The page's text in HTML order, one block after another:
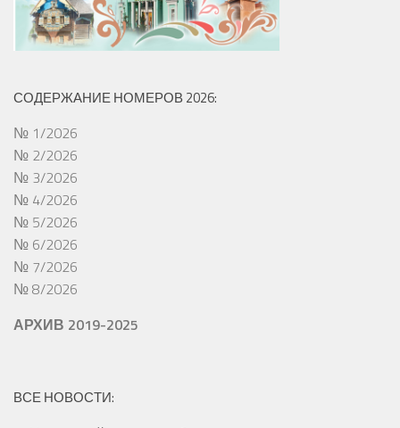
СОДЕРЖАНИЕ НОМЕРОВ 2026:
№ 1/2026
№ 2/2026
№ 3/2026
№ 4/2026
№ 5/2026
№ 6/2026
№ 7/2026
№ 8/2026
АРХИВ 2019-2025
ВСЕ НОВОСТИ: